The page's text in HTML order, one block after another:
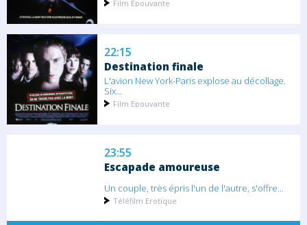
Film Epouvante
22:15
Destination finale
L'avion New York-Paris explose au décollage.
Six...
Film Epouvante
23:55
Escapade amoureuse
Un couple, très épris l'un de l'autre, s'offre...
Téléfilm Erotique